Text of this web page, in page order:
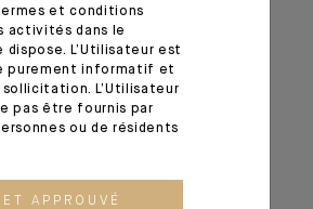
et conditions
activités dans le
L’Utilisateur est
purement informatif et
L’Utilisateur
pas être fournis par
ou de résidents
ET APPROUVÉ